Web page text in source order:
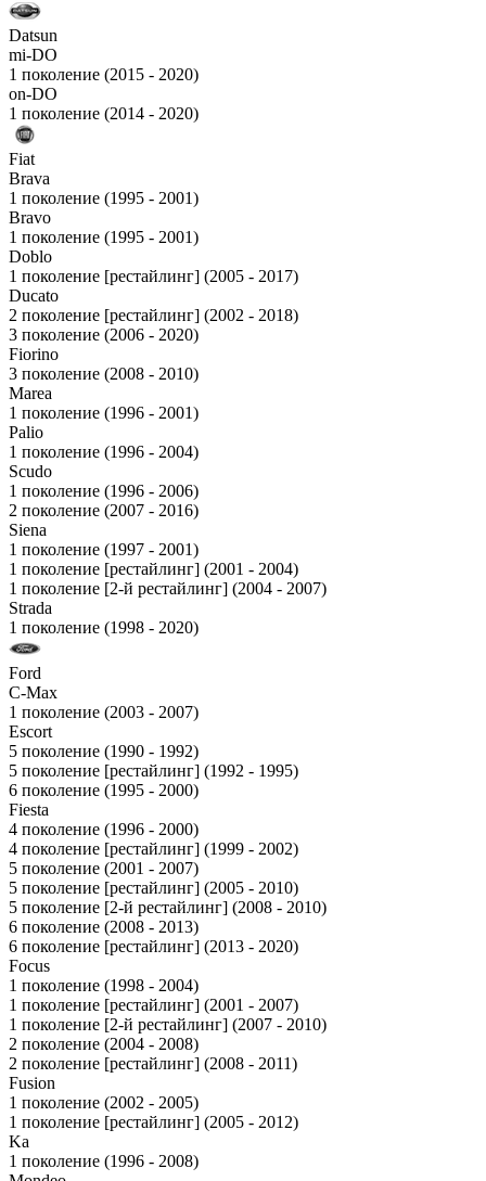
Datsun
mi-DO
1 поколение (2015 - 2020)
on-DO
1 поколение (2014 - 2020)
Fiat
Brava
1 поколение (1995 - 2001)
Bravo
1 поколение (1995 - 2001)
Doblo
1 поколение [рестайлинг] (2005 - 2017)
Ducato
2 поколение [рестайлинг] (2002 - 2018)
3 поколение (2006 - 2020)
Fiorino
3 поколение (2008 - 2010)
Marea
1 поколение (1996 - 2001)
Palio
1 поколение (1996 - 2004)
Scudo
1 поколение (1996 - 2006)
2 поколение (2007 - 2016)
Siena
1 поколение (1997 - 2001)
1 поколение [рестайлинг] (2001 - 2004)
1 поколение [2-й рестайлинг] (2004 - 2007)
Strada
1 поколение (1998 - 2020)
Ford
C-Max
1 поколение (2003 - 2007)
Escort
5 поколение (1990 - 1992)
5 поколение [рестайлинг] (1992 - 1995)
6 поколение (1995 - 2000)
Fiesta
4 поколение (1996 - 2000)
4 поколение [рестайлинг] (1999 - 2002)
5 поколение (2001 - 2007)
5 поколение [рестайлинг] (2005 - 2010)
5 поколение [2-й рестайлинг] (2008 - 2010)
6 поколение (2008 - 2013)
6 поколение [рестайлинг] (2013 - 2020)
Focus
1 поколение (1998 - 2004)
1 поколение [рестайлинг] (2001 - 2007)
1 поколение [2-й рестайлинг] (2007 - 2010)
2 поколение (2004 - 2008)
2 поколение [рестайлинг] (2008 - 2011)
Fusion
1 поколение (2002 - 2005)
1 поколение [рестайлинг] (2005 - 2012)
Ka
1 поколение (1996 - 2008)